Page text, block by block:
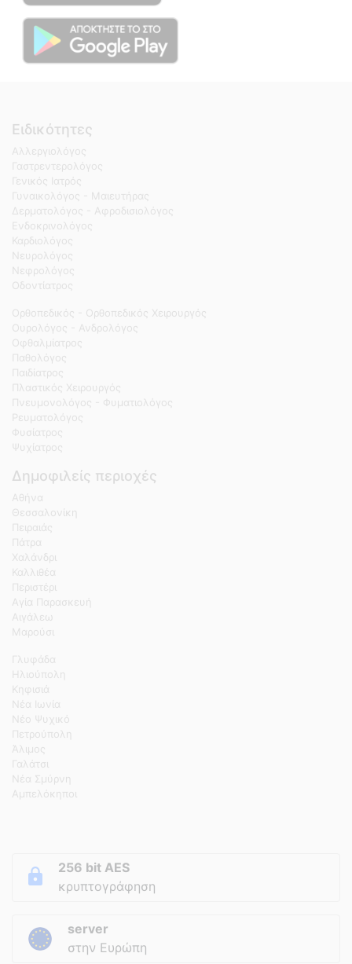
Ειδικότητες
Αλλεργιολόγος
Γαστρεντερολόγος
Γενικός Ιατρός
Γυναικολόγος - Μαιευτήρας
Δερματολόγος - Αφροδισιολόγος
Ενδοκρινολόγος
Καρδιολόγος
Νευρολόγος
Νεφρολόγος
Οδοντίατρος
Ορθοπεδικός - Ορθοπεδικός Χειρουργός
Ουρολόγος - Ανδρολόγος
Οφθαλμίατρος
Παθολόγος
Παιδίατρος
Πλαστικός Χειρουργός
Πνευμονολόγος - Φυματιολόγος
Ρευματολόγος
Φυσίατρος
Ψυχίατρος
Δημοφιλείς περιοχές
Αθήνα
Θεσσαλονίκη
Πειραιάς
Πάτρα
Χαλάνδρι
Καλλιθέα
Περιστέρι
Αγία Παρασκευή
Αιγάλεω
Μαρούσι
Γλυφάδα
Ηλιούπολη
Κηφισιά
Νέα Ιωνία
Νέο Ψυχικό
Πετρούπολη
Άλιμος
Γαλάτσι
Νέα Σμύρνη
Αμπελόκηποι
256 bit AES
κρυπτογράφηση
server
στην Ευρώπη